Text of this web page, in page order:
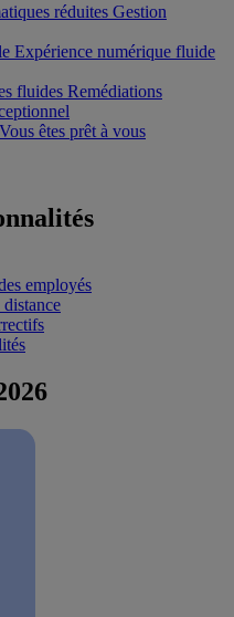
réduites Gestion
Expérience numérique fluide
fluides Remédiations
Vous êtes prêt à vous
employés